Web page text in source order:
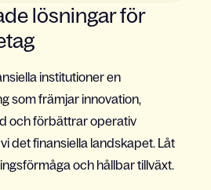
lösningar för
institutioner en
som främjar innovation,
och förbättrar operativ
det finansiella landskapet. Låt
och hållbar tillväxt.